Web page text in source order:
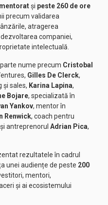
și peste 260 de ore
precum validarea
atragerea
companiei,
intelectuală.
nume precum Cristobal
Gilles De Clerck,
și sales, Karina Lapina,
Bojare, specializată în
Yankov, mentor în
Renwick, coach pentru
antreprenorul Adrian Pica,
rezultatele în cadrul
unei audiențe de peste 200
mentori,
și ai ecosistemului